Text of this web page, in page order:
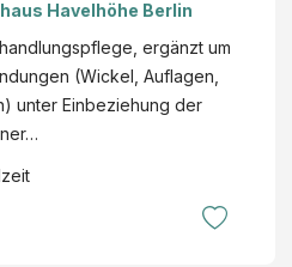
Havelhöhe Berlin
ergänzt um
(Wickel, Auflagen,
unter Einbeziehung der